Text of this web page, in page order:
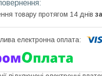
товару протягом 14 днів